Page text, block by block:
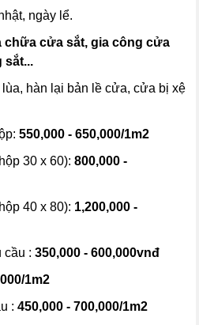
ngày lể.
chữa cửa sắt, gia công cửa
sắt...
hàn lại bản lề cửa, cửa bị xệ
550,000 - 650,000/1m2
30 x 60): 800,000 -
40 x 80): 1,200,000 -
cầu :350,000 - 600,000vnđ
1m2
:450,000 - 700,000/1m2